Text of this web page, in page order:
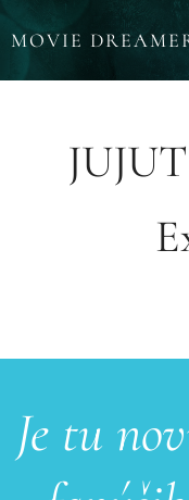
MOVIE
Je tu